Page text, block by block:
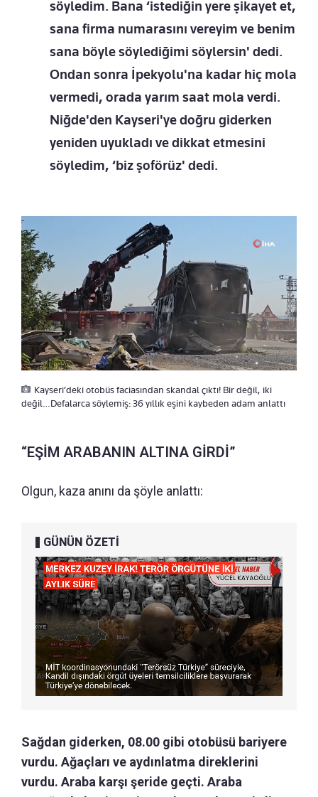
söyledim. Bana ‘istediğin yere şikayet et,
sana firma numarasını vereyim ve benim
sana böyle söylediğimi söylersin' dedi.
Ondan sonra İpekyolu'na kadar hiç mola
vermedi, orada yarım saat mola verdi.
Niğde'den Kayseri'ye doğru giderken
yeniden uyukladı ve dikkat etmesini
söyledim, ‘biz şoförüz' dedi.
Kayseri’deki otobüs faciasından skandal çıktı! Bir değil, iki
değil…Defalarca söylemiş: 36 yıllık eşini kaybeden adam anlattı
“EŞİM ARABANIN ALTINA GİRDİ”
Olgun, kaza anını da şöyle anlattı:
GÜNÜN ÖZETİ
Sağdan giderken, 08.00 gibi otobüsü bariyere
vurdu. Ağaçları ve aydınlatma direklerini
vurdu. Araba karşı şeride geçti. Araba